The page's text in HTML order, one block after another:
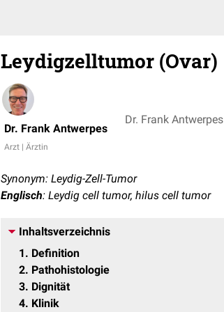
Leydigzelltumor (Ovar)
Dr. Frank Antwerpes
Arzt | Ärztin
Dr. Frank Antwerpes
Synonym: Leydig-Zell-Tumor
Englisch: Leydig cell tumor, hilus cell tumor
Inhaltsverzeichnis
1
Definition
2 Pathohistologie
3 Dignität
4 Klinik